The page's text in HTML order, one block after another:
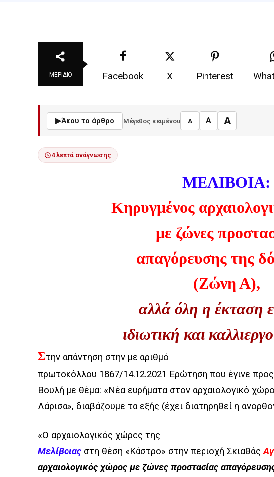
ΜΕΡΊΔΙΟ Facebook X Pinterest
▶Άκου το άρθρο Μέγεθος κειμένου A A A
4 λεπτά ανάγνωσης
ΜΕΛΙΒΟΙΑ:
Κηρυγμένος
με ζώνες
απαγόρευσης της
(Ζώνη Α),
αλλά όλη η έκταση
ιδιωτική και
Στην απάντηση στην με αριθμό
πρωτοκόλλου 1867/14.12.2021 Ερώτηση που έγινε
Βουλή με θέμα: «Νέα ευρήματα στον αρχαιολογικό
Λάρισα», διαβάζουμε τα εξής (έχει διατηρηθεί η
«Ο αρχαιολογικός χώρος της
Μελίβοιας στη θέση «Κάστρο» στην περιοχή Σκιαθάς
αρχαιολογικός χώρος με ζώνες προστασίας